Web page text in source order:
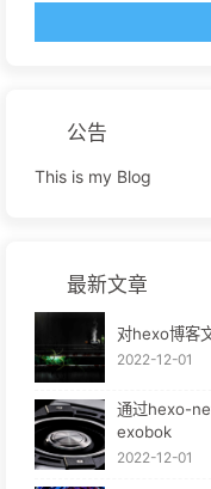
公告
This is my Blog
最新文章
对hexo博客
2022-12-01
通过hexo-
exobok
2022-12-01